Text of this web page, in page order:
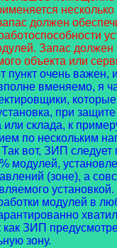
должен
Запас должен
объекта или
пункт очень важен,
вменяемо, я
при
склада, к
по нескольким
вот, ЗИП следует
модулей,
(зоне), а
модулей в
как ЗИП
зону.